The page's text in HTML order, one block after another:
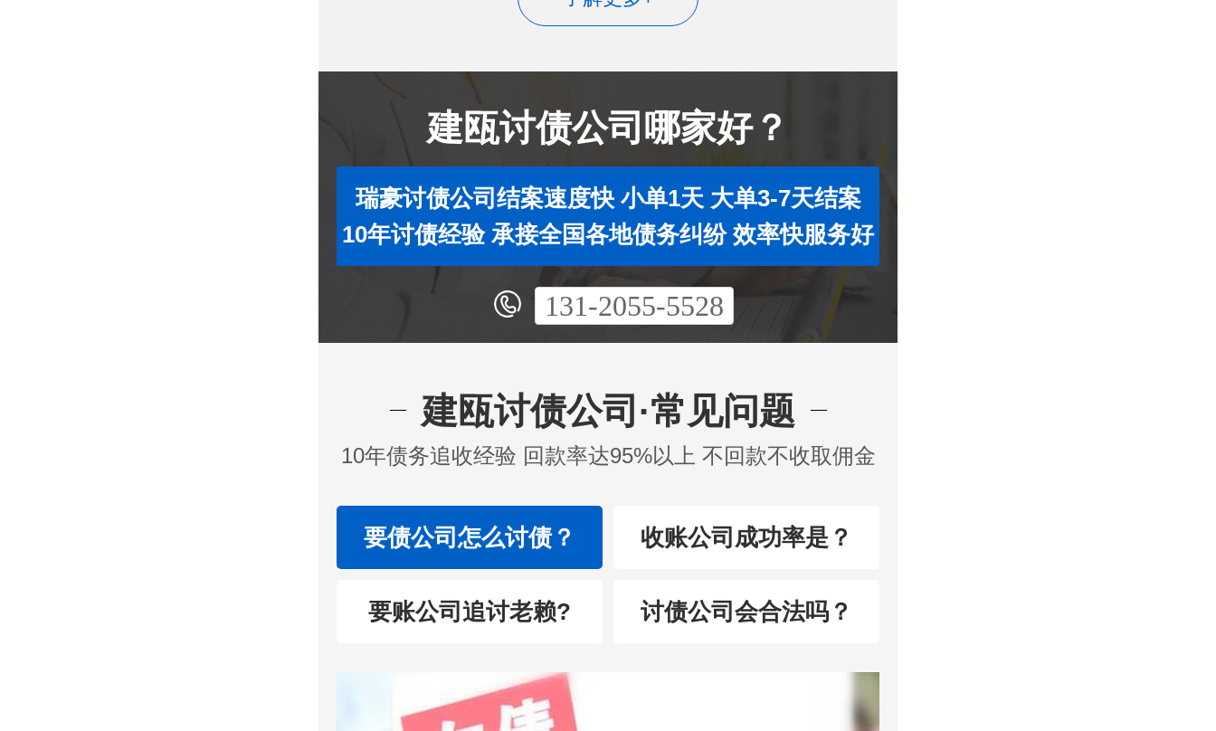
建瓯讨债公司哪家好？
瑞豪讨债公司结案速度快 小单1天 大单3-7天结案
10年讨债经验 承接全国各地债务纠纷 效率快服务好
131-2055-5528
建瓯讨债公司·常见问题
10年债务追收经验 回款率达95%以上 不回款不收取佣金
要债公司怎么讨债？ 收账公司成功率是？
要账公司追讨老赖? 讨债公司会合法吗？